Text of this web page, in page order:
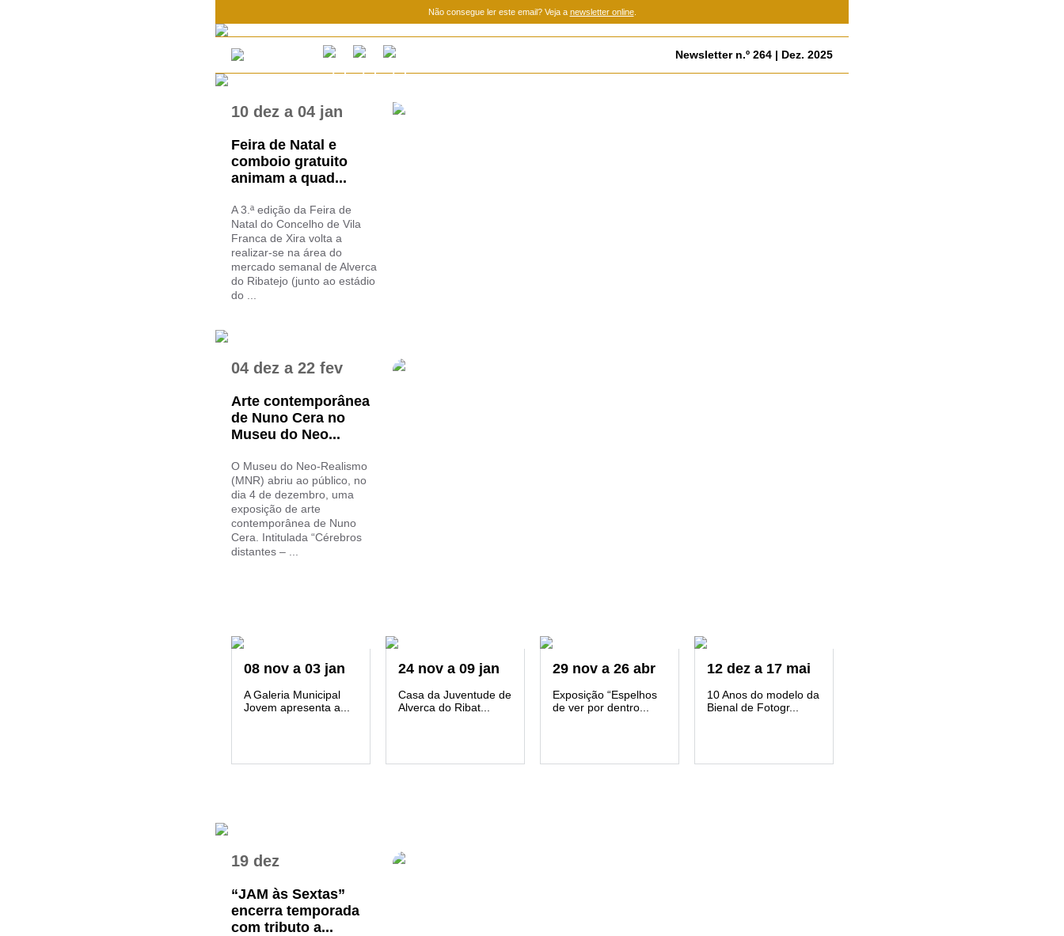
Não consegue ler este email? Veja a newsletter online.
Newsletter n.º 264 | Dez. 2025
10 dez a04 jan
Feira de Natal e
comboio gratuito
animam a quad...
A 3.ª edição da Feira de
Natal do Concelho de Vila
Franca de Xira volta a
realizar-se na área do
mercado semanal de Alverca
do Ribatejo (junto ao estádio
do ...
04 dez a22 fev
Arte contemporânea
de Nuno Cera no
Museu do Neo...
O Museu do Neo-Realismo
(MNR) abriu ao público, no
dia 4 de dezembro, uma
exposição de arte
contemporânea de Nuno
Cera. Intitulada “Cérebros
distantes – ...
08 nov a 03 jan
A Galeria Municipal
Jovem apresenta a...
24 nov a 09 jan
Casa da Juventude de
Alverca do Ribat...
29 nov a 26 abr
Exposição “Espelhos
de ver por dentro...
12 dez a 17 mai
10 Anos do modelo da
Bienal de Fotogr...
19 dez
“JAM às Sextas”
encerra temporada
com tributo a...